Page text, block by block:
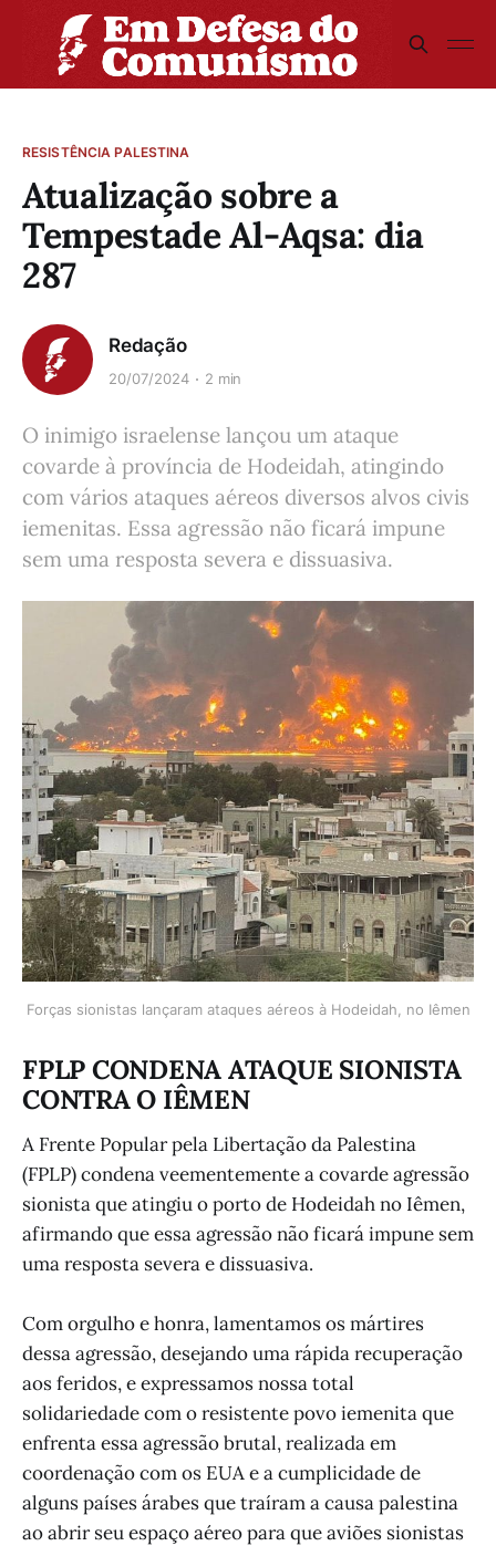
RESISTÊNCIA PALESTINA
Atualização sobre a
Tempestade Al-Aqsa: dia
287
Redação
20/07/2024 2 min
O inimigo israelense lançou um ataque
covarde à província de Hodeidah, atingindo
com vários ataques aéreos diversos alvos civis
iemenitas. Essa agressão não ficará impune
sem uma resposta severa e dissuasiva.
Forças sionistas lançaram ataques aéreos à Hodeidah, no Iêmen
FPLP CONDENA ATAQUE SIONISTA
CONTRA O IÊMEN
A Frente Popular pela Libertação da Palestina
(FPLP) condena veementemente a covarde agressão
sionista que atingiu o porto de Hodeidah no Iêmen,
afirmando que essa agressão não ficará impune sem
uma resposta severa e dissuasiva.
Com orgulho e honra, lamentamos os mártires
dessa agressão, desejando uma rápida recuperação
aos feridos, e expressamos nossa total
solidariedade com o resistente povo iemenita que
enfrenta essa agressão brutal, realizada em
coordenação com os EUA e a cumplicidade de
alguns países árabes que traíram a causa palestina
ao abrir seu espaço aéreo para que aviões sionistas